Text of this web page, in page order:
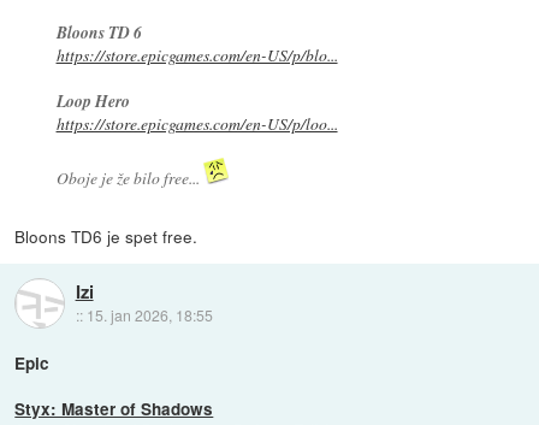
Bloons TD 6
https://store.epicgames.com/en-US/p/blo...
Loop Hero
https://store.epicgames.com/en-US/p/loo...
Oboje je že bilo free...
Bloons TD6 je spet free.
Izi
:: 15. jan 2026, 18:55
Epic
Styx: Master of Shadows